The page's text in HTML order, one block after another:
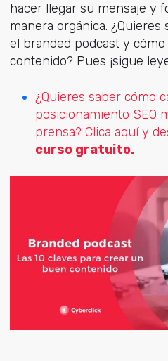
hacer llegar su mensaje y
manera orgánica.
el branded podcast y
contenido? Pues ¡sigue
¿Quieres saber cómo
posicionamiento SEO
prensa? Clica aquí y
curso gratuito.